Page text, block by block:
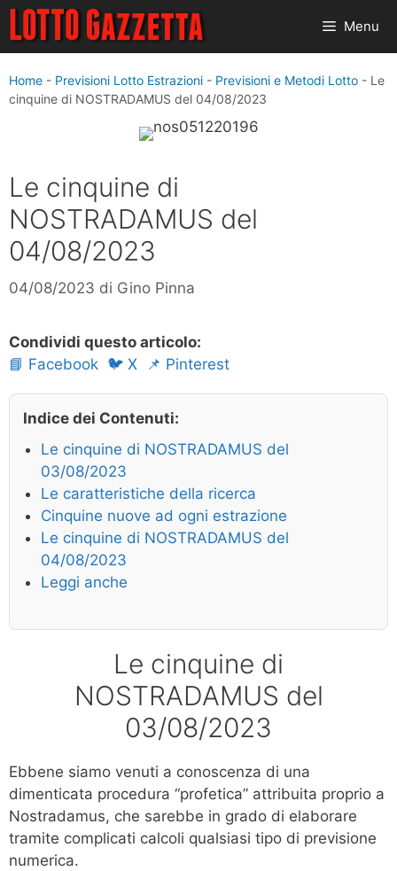
Vai
contenuto
Menu
Home - Previsioni Lotto Estrazioni - Previsioni e Metodi Lotto - Le
cinquine di NOSTRADAMUS del 04/08/2023
Le cinquine di
NOSTRADAMUS del
04/08/2023
04/08/2023 di Gino Pinna
Condividi questo articolo:
📘 Facebook 🐦 X 📌 Pinterest
Indice dei Contenuti:
Le cinquine di NOSTRADAMUS del
03/08/2023
Le caratteristiche della ricerca
Cinquine nuove ad ogni estrazione
Le cinquine di NOSTRADAMUS del
04/08/2023
Leggi anche
Le cinquine di
NOSTRADAMUS del
03/08/2023
Ebbene siamo venuti a conoscenza di una
dimenticata procedura “profetica” attribuita proprio a
Nostradamus, che sarebbe in grado di elaborare
tramite complicati calcoli qualsiasi tipo di previsione
numerica.